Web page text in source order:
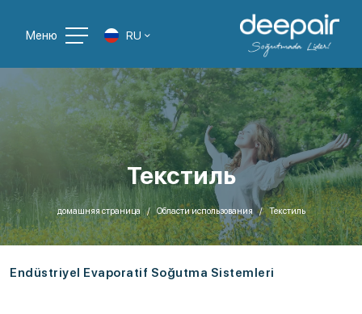
Меню RU
Текстиль
домашняя страница Области использования Текстиль
Endüstriyel Evaporatif Soğutma Sistemleri